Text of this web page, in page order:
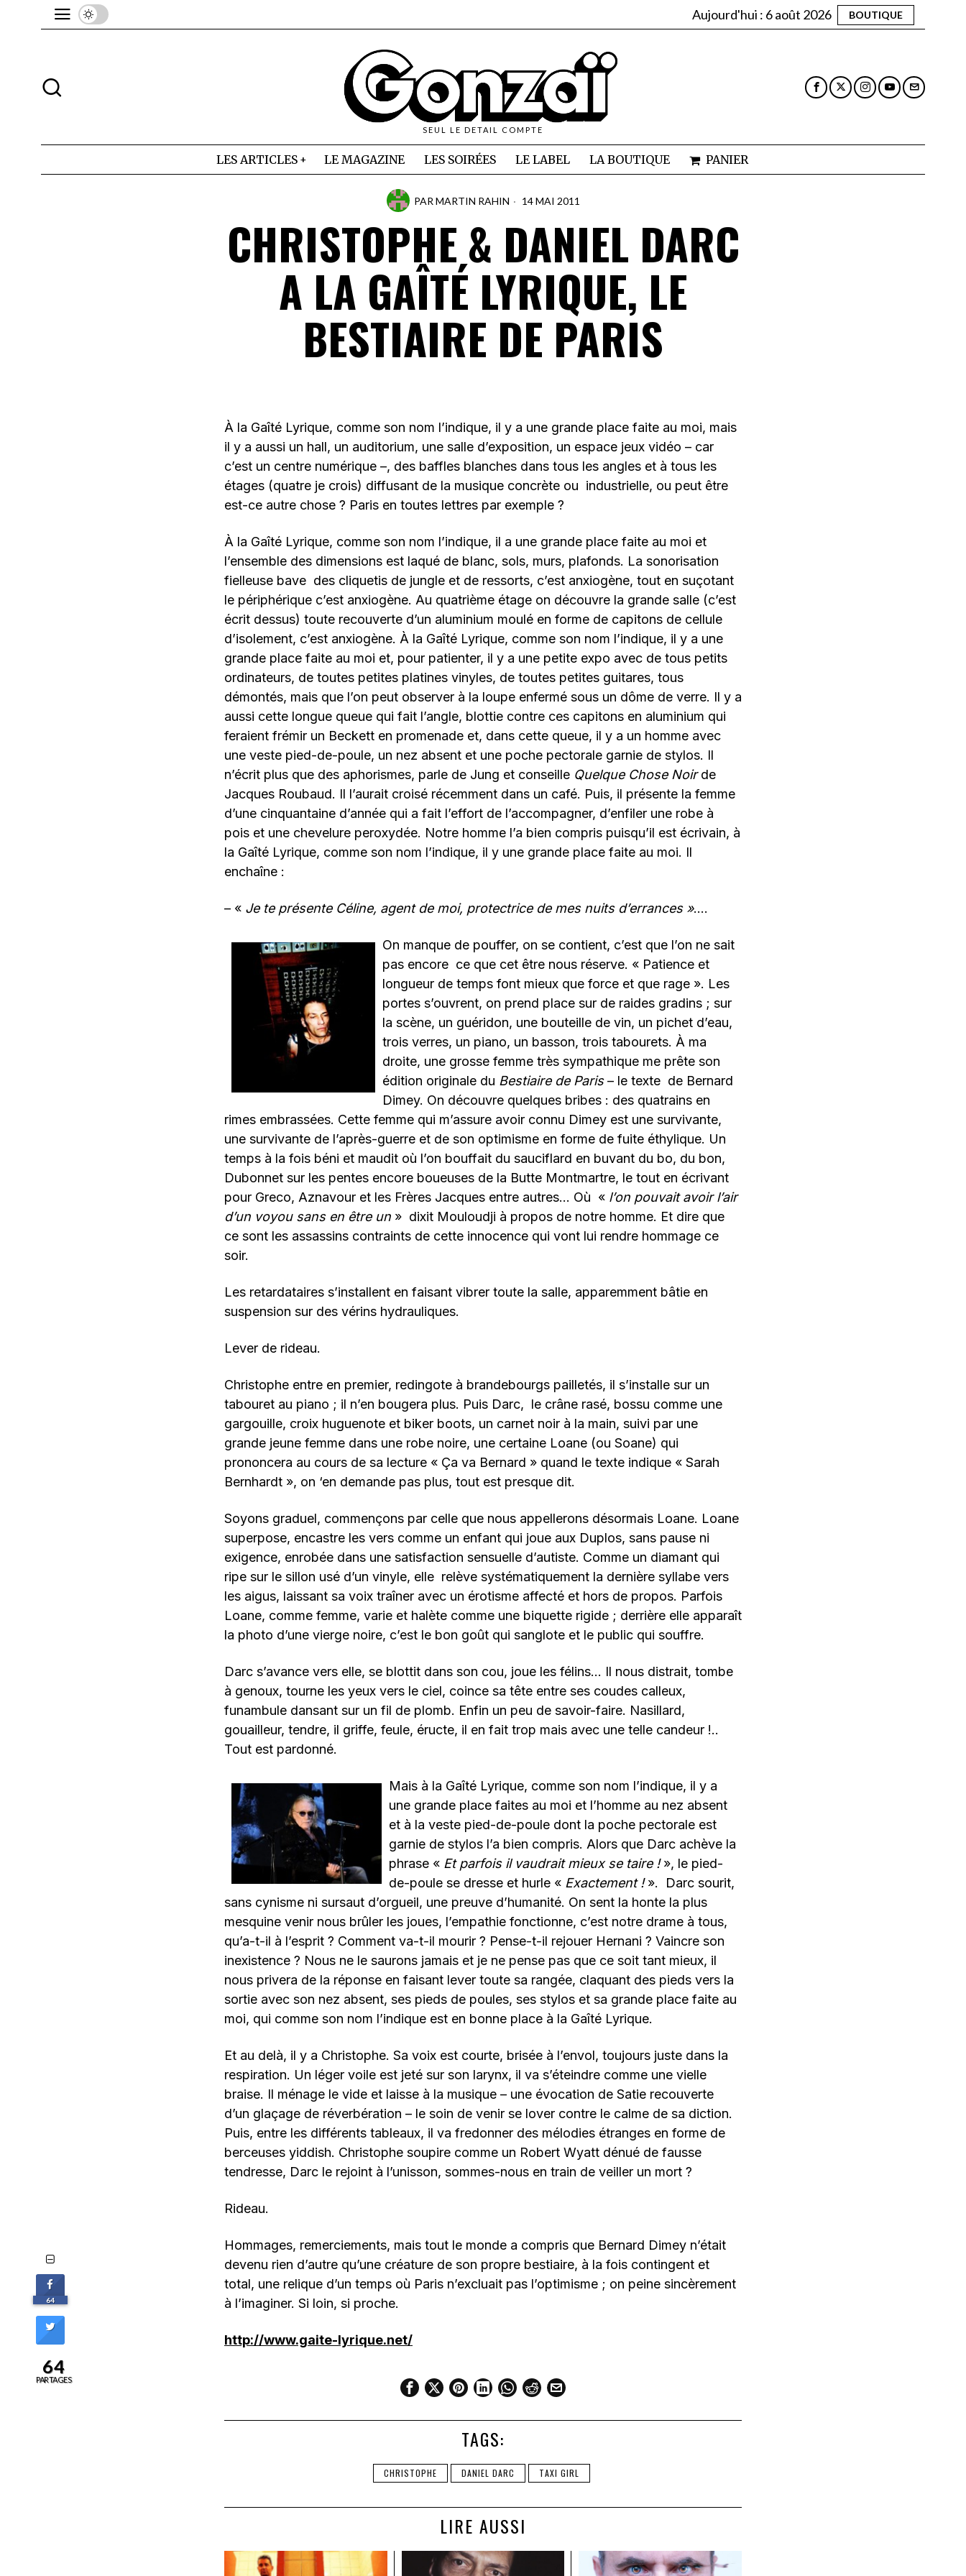
Aujourd'hui : 6 août 2026 BOUTIQUE
SEUL LE DETAIL COMPTE
LES ARTICLES LE MAGAZINE LES SOIRÉES LE LABEL LA BOUTIQUE PANIER
PAR MARTIN RAHIN 14 MAI 2011
CHRISTOPHE & DANIEL DARC
A LA GAÎTÉ LYRIQUE, LE
BESTIAIRE DE PARIS
À la Gaîté Lyrique, comme son nom l’indique, il y a une grande place faite au moi, mais
il y a aussi un hall, un auditorium, une salle d’exposition, un espace jeux vidéo – car
c’est un centre numérique –, des baffles blanches dans tous les angles et à tous les
étages (quatre je crois) diffusant de la musique concrète ou industrielle, ou peut être
est-ce autre chose ? Paris en toutes lettres par exemple ?
À la Gaîté Lyrique, comme son nom l’indique, il a une grande place faite au moi et
l’ensemble des dimensions est laqué de blanc, sols, murs, plafonds. La sonorisation
fielleuse bave des cliquetis de jungle et de ressorts, c’est anxiogène, tout en suçotant
le périphérique c’est anxiogène. Au quatrième étage on découvre la grande salle (c’est
écrit dessus) toute recouverte d’un aluminium moulé en forme de capitons de cellule
d’isolement, c’est anxiogène. À la Gaîté Lyrique, comme son nom l’indique, il y a une
grande place faite au moi et, pour patienter, il y a une petite expo avec de tous petits
ordinateurs, de toutes petites platines vinyles, de toutes petites guitares, tous
démontés, mais que l’on peut observer à la loupe enfermé sous un dôme de verre. Il y a
aussi cette longue queue qui fait l’angle, blottie contre ces capitons en aluminium qui
feraient frémir un Beckett en promenade et, dans cette queue, il y a un homme avec
une veste pied-de-poule, un nez absent et une poche pectorale garnie de stylos. Il
n’écrit plus que des aphorismes, parle de Jung et conseille Quelque Chose Noirde
Jacques Roubaud. Il l’aurait croisé récemment dans un café. Puis, il présente la femme
d’une cinquantaine d’année qui a fait l’effort de l’accompagner, d’enfiler une robe à
pois et une chevelure peroxydée. Notre homme l’a bien compris puisqu’il est écrivain, à
la Gaîté Lyrique, comme son nom l’indique, il y une grande place faite au moi. Il
enchaîne :
– « Je te présente Céline, agent de moi, protectrice de mes nuits d’errances »….
On manque de pouffer, on se contient, c’est que l’on ne sait
pas encore ce que cet être nous réserve. « Patience et
longueur de temps font mieux que force et que rage ». Les
portes s’ouvrent, on prend place sur de raides gradins ; sur
la scène, un guéridon, une bouteille de vin, un pichet d’eau,
trois verres, un piano, un basson, trois tabourets. À ma
droite, une grosse femme très sympathique me prête son
édition originale du Bestiaire de Paris– le texte de Bernard
Dimey. On découvre quelques bribes : des quatrains en
rimes embrassées. Cette femme qui m’assure avoir connu Dimey est une survivante,
une survivante de l’après-guerre et de son optimisme en forme de fuite éthylique. Un
temps à la fois béni et maudit où l’on bouffait du sauciflard en buvant du bo, du bon,
Dubonnet sur les pentes encore boueuses de la Butte Montmartre, le tout en écrivant
pour Greco, Aznavour et les Frères Jacques entre autres… Où « l’on pouvait avoir l’air
d’un voyou sans en être un » dixit Mouloudji à propos de notre homme. Et dire que
ce sont les assassins contraints de cette innocence qui vont lui rendre hommage ce
soir.
Les retardataires s’installent en faisant vibrer toute la salle, apparemment bâtie en
suspension sur des vérins hydrauliques.
Lever de rideau.
Christophe entre en premier, redingote à brandebourgs pailletés, il s’installe sur un
tabouret au piano ; il n’en bougera plus. Puis Darc, le crâne rasé, bossu comme une
gargouille, croix huguenote et biker boots, un carnet noir à la main, suivi par une
grande jeune femme dans une robe noire, une certaine Loane (ou Soane) qui
prononcera au cours de sa lecture « Ça va Bernard » quand le texte indique « Sarah
Bernhardt », on ‘en demande pas plus, tout est presque dit.
Soyons graduel, commençons par celle que nous appellerons désormais Loane. Loane
superpose, encastre les vers comme un enfant qui joue aux Duplos, sans pause ni
exigence, enrobée dans une satisfaction sensuelle d’autiste. Comme un diamant qui
ripe sur le sillon usé d’un vinyle, elle relève systématiquement la dernière syllabe vers
les aigus, laissant sa voix traîner avec un érotisme affecté et hors de propos. Parfois
Loane, comme femme, varie et halète comme une biquette rigide ; derrière elle apparaît
la photo d’une vierge noire, c’est le bon goût qui sanglote et le public qui souffre.
Darc s’avance vers elle, se blottit dans son cou, joue les félins… Il nous distrait, tombe
à genoux, tourne les yeux vers le ciel, coince sa tête entre ses coudes calleux,
funambule dansant sur un fil de plomb. Enfin un peu de savoir-faire. Nasillard,
gouailleur, tendre, il griffe, feule, éructe, il en fait trop mais avec une telle candeur !..
Tout est pardonné.
Mais à la Gaîté Lyrique, comme son nom l’indique, il y a
une grande place faites au moi et l’homme au nez absent
et à la veste pied-de-poule dont la poche pectorale est
garnie de stylos l’a bien compris. Alors que Darc achève la
phrase « Et parfois il vaudrait mieux se taire !», le pied-
de-poule se dresse et hurle « Exactement !». Darc sourit,
sans cynisme ni sursaut d’orgueil, une preuve d’humanité. On sent la honte la plus
mesquine venir nous brûler les joues, l’empathie fonctionne, c’est notre drame à tous,
qu’a-t-il à l’esprit ? Comment va-t-il mourir ? Pense-t-il rejouer Hernani ? Vaincre son
inexistence ? Nous ne le saurons jamais et je ne pense pas que ce soit tant mieux, il
nous privera de la réponse en faisant lever toute sa rangée, claquant des pieds vers la
sortie avec son nez absent, ses pieds de poules, ses stylos et sa grande place faite au
moi, qui comme son nom l’indique est en bonne place à la Gaîté Lyrique.
Et au delà, il y a Christophe. Sa voix est courte, brisée à l’envol, toujours juste dans la
respiration. Un léger voile est jeté sur son larynx, il va s’éteindre comme une vielle
braise. Il ménage le vide et laisse à la musique – une évocation de Satie recouverte
d’un glaçage de réverbération – le soin de venir se lover contre le calme de sa diction.
Puis, entre les différents tableaux, il va fredonner des mélodies étranges en forme de
berceuses yiddish. Christophe soupire comme un Robert Wyatt dénué de fausse
tendresse, Darc le rejoint à l’unisson, sommes-nous en train de veiller un mort ?
Rideau.
Hommages, remerciements, mais tout le monde a compris que Bernard Dimey n’était
devenu rien d’autre qu’une créature de son propre bestiaire, à la fois contingent et
total, une relique d’un temps où Paris n’excluait pas l’optimisme ; on peine sincèrement
à l’imaginer. Si loin, si proche.
http://www.gaite-lyrique.net/
TAGS:
CHRISTOPHE DANIEL DARC TAXI GIRL
LIRE AUSSI
64
64
PARTAGES